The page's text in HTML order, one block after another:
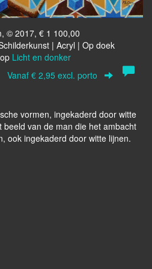
© 2017, € 1 100,00
| Acryl | Op doek
Licht en donker
Vanaf € 2,95 excl. porto
vormen, ingekaderd door witte
beeld van de man die het ambacht
ook ingekaderd door witte lijnen.